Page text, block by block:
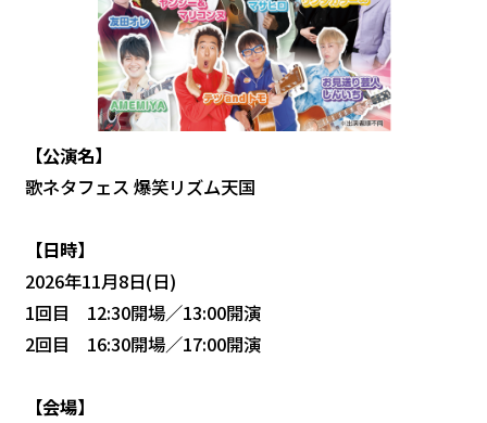
【公演名】
歌ネタフェス 爆笑リズム天国
【日時】
2026年11月8日(日)
1回目 12:30開場／13:00開演
2回目 16:30開場／17:00開演
【会場】